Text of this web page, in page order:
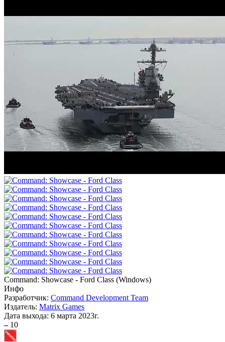
Command: Showcase - Ford Class (Windows)
Инфо
Разработчик: Command Development Team
Издатель: Matrix Games
Дата выхода: 6 марта 2023г.
– 10